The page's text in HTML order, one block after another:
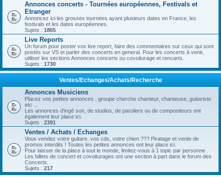
Annonces concerts - Tournées européennes, Festivals et
Etranger
Annoncez ici les grosses tournées ayant plusieurs dates en France, les
festivals et les dates européennes.
Sujets : 1865
Live Reports
Un forum pour poster vos live report, faire des commentaires sur ceux qui sont
postés sur VS et parler des concerts en general. Pour les concerts à venir,
utiliser les sections Annonces concerts ou covoiturage et rencarts.
Sujets : 1730
Ventes/Echanges/Achats/Recherche
Annonces Musiciens
Placez vos petites annonces , groupe cherche chanteur, chanteuse, guitariste
etc ...
Les annonces d'ingé son, de studios, de paroliers ou de compositeurs ont
également leur place ici.
Sujets : 2391
Ventes / Achats / Echanges
Vous vendez votre guitare, vos cds, votre chien ??? Piratage et vente de
promos interdits ! Toutes les petites annonces ont leur place ici.
Pour laisser de la place à tout le monde, limitez-vous à 1 topic par personne .
Les billets de concert et covoiturages ont une section à part dans le forum des
Concerts.
Sujets : 217